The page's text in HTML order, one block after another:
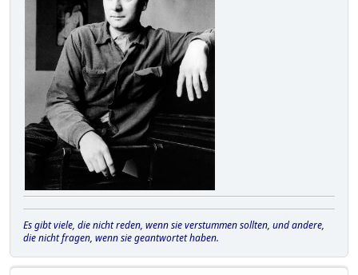
Es gibt viele, die nicht reden, wenn sie verstummen sollten, und andere,
die nicht fragen, wenn sie geantwortet haben.